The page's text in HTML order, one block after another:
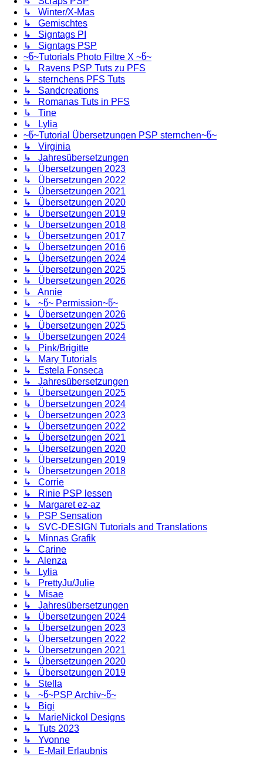
↳ Winter/X-Mas
↳ Gemischtes
↳ Signtags PI
↳ Signtags PSP
~წ~Tutorials Photo Filtre X ~წ~
↳ Ravens PSP Tuts zu PFS
↳ sternchens PFS Tuts
↳ Sandcreations
↳ Romanas Tuts in PFS
↳ Tine
↳ Lylia
~წ~Tutorial Übersetzungen PSP sternchen~წ~
↳ Virginia
↳ Jahresübersetzungen
↳ Übersetzungen 2023
↳ Übersetzungen 2022
↳ Übersetzungen 2021
↳ Übersetzungen 2020
↳ Übersetzungen 2019
↳ Übersetzungen 2018
↳ Übersetzungen 2017
↳ Übersetzungen 2016
↳ Übersetzungen 2024
↳ Übersetzungen 2025
↳ Übersetzungen 2026
↳ Annie
↳ ~წ~ Permission~წ~
↳ Übersetzungen 2026
↳ Übersetzungen 2025
↳ Übersetzungen 2024
↳ Pink/Brigitte
↳ Mary Tutorials
↳ Estela Fonseca
↳ Jahresübersetzungen
↳ Übersetzungen 2025
↳ Übersetzungen 2024
↳ Übersetzungen 2023
↳ Übersetzungen 2022
↳ Übersetzungen 2021
↳ Übersetzungen 2020
↳ Übersetzungen 2019
↳ Übersetzungen 2018
↳ Corrie
↳ Rinie PSP lessen
↳ Margaret ez-az
↳ PSP Sensation
↳ SVC-DESIGN Tutorials and Translations
↳ Minnas Grafik
↳ Carine
↳ Alenza
↳ Lylia
↳ PrettyJu/Julie
↳ Misae
↳ Jahresübersetzungen
↳ Übersetzungen 2024
↳ Übersetzungen 2023
↳ Übersetzungen 2022
↳ Übersetzungen 2021
↳ Übersetzungen 2020
↳ Übersetzungen 2019
↳ Stella
↳ ~წ~PSP Archiv~წ~
↳ Bigi
↳ MarieNickol Designs
↳ Tuts 2023
↳ Yvonne
↳ E-Mail Erlaubnis